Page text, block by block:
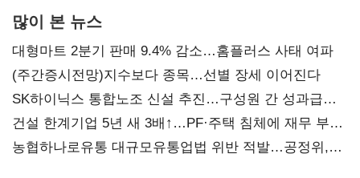
많이 본 뉴스
대형마트 2분기 판매 9.4% 감소…홈플러스 사태 여파
(주간증시전망)지수보다 종목…선별 장세 이어진다
SK하이닉스 통합노조 신설 추진…구성원 간 성과급
불만 확산
건설 한계기업 5년 새 3배↑…PF·주택 침체에 재무 부담
확대
농협하나로유통 대규모유통업법 위반 적발…공정위,